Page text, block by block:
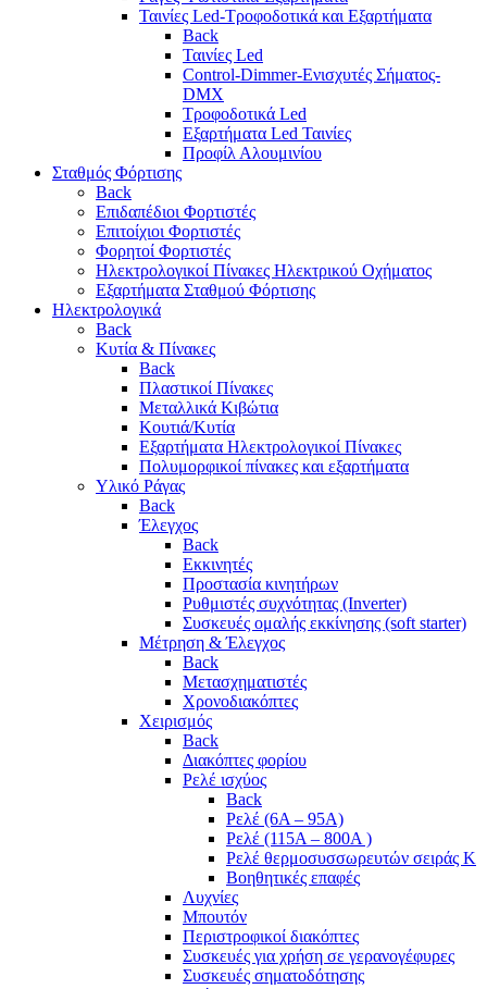
Ταινίες Led-Τροφοδοτικά και Εξαρτήματα
Back
Ταινίες Led
Control-Dimmer-Ενισχυτές Σήματος-
DMX
Τροφοδοτικά Led
Εξαρτήματα Led Ταινίες
Προφίλ Αλουμινίου
Σταθμός Φόρτισης
Back
Επιδαπέδιοι Φορτιστές
Επιτoίχιοι Φορτιστές
Φορητοί Φορτιστές
Ηλεκτρολογικοί Πίνακες Ηλεκτρικού Οχήματος
Εξαρτήματα Σταθμού Φόρτισης
Ηλεκτρολογικά
Back
Κυτία & Πίνακες
Back
Πλαστικοί Πίνακες
Μεταλλικά Κιβώτια
Κουτιά/Κυτία
Εξαρτήματα Ηλεκτρολογικοί Πίνακες
Πολυμορφικοί πίνακες και εξαρτήματα
Υλικό Ράγας
Back
Έλεγχος
Back
Εκκινητές
Προστασία κινητήρων
Ρυθμιστές συχνότητας (Inverter)
Συσκευές ομαλής εκκίνησης (soft starter)
Μέτρηση & Έλεγχος
Back
Μετασχηματιστές
Χρονοδιακόπτες
Χειρισμός
Back
Διακόπτες φορίου
Ρελέ ισχύος
Back
Ρελέ (6A – 95A)
Ρελέ (115A – 800A )
Ρελέ θερμοσυσσωρευτών σειράς Κ
Βοηθητικές επαφές
Λυχνίες
Μπουτόν
Περιστροφικοί διακόπτες
Συσκευές για χρήση σε γερανογέφυρες
Συσκευές σηματοδότησης